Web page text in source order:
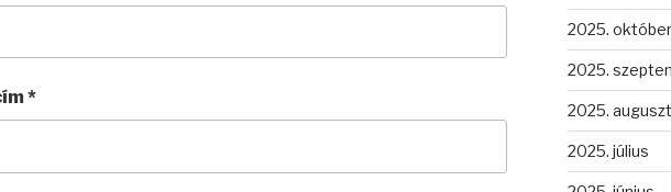
*
2025. október
2025.
2025.
2025. július